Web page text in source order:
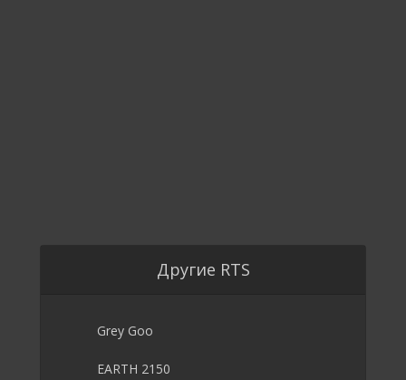
Другие RTS
Grey Goo
EARTH 2150